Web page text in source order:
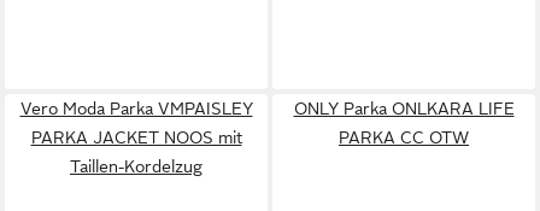
Vero Moda Parka VMPAISLEY
PARKA JACKET NOOS mit
Taillen-Kordelzug
ONLY Parka ONLKARA LIFE
PARKA CC OTW